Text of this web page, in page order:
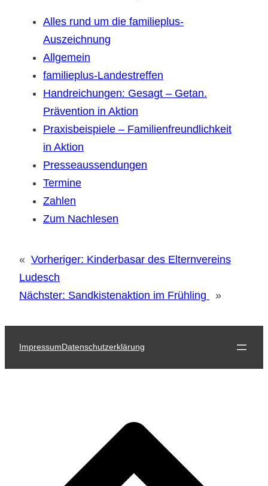
Alles rund um die familieplus-
Auszeichnung
Allgemein
familieplus-Landestreffen
Handreichungen: Gesagt – Getan.
Prävention in Aktion
Praxisbeispiele – Familienfreundlichkeit
in Aktion
Presseaussendungen
Termine
Zahlen
Zum Nachlesen
« Vorheriger: Kinderbasar des Elternvereins
Ludesch
Nächster: Sandkistenaktion im Frühling »
ImpressumDatenschutzerklärung